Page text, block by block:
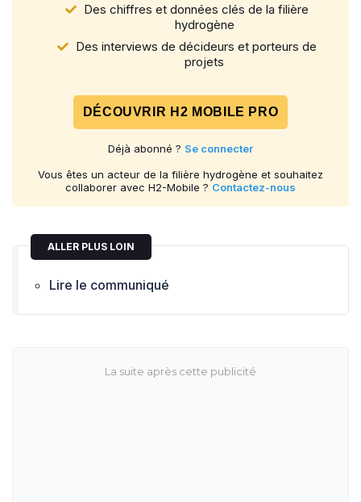
Des chiffres et données clés de la filière
hydrogène
Des interviews de décideurs et porteurs de
projets
DÉCOUVRIR H2 MOBILE PRO
Déjà abonné ? Se connecter
Vous êtes un acteur de la filière hydrogène et souhaitez
collaborer avec H2-Mobile ? Contactez-nous
ALLER PLUS LOIN
Lire le communiqué